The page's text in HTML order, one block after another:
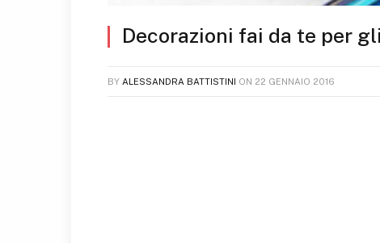
Decorazioni fai da te per
BY ALESSANDRA BATTISTINI ON 22 GENNAIO 2016